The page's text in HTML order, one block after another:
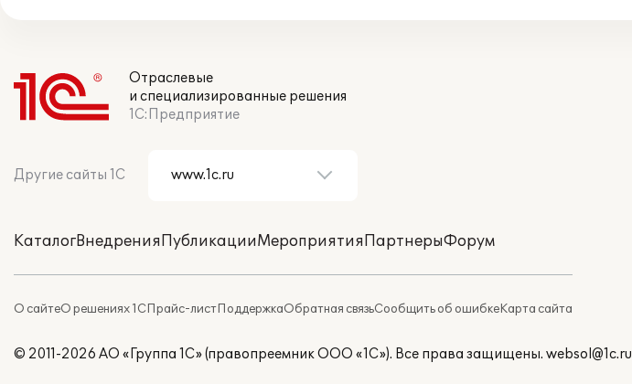
Отраслевые
и специализированные решения
1С:Предприятие
Другие сайты 1С
КаталогВнедренияПубликацииМероприятияПартнерыФорум
О сайтеО решениях 1СПрайс-листПоддержкаОбратная связьСообщить об ошибкеКарта сайта
© 2011-2026 АО «Группа 1С» (правопреемник ООО «1С»). Все права защищены. websol@1c.ru